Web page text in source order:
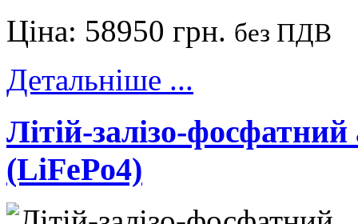
Ціна: 58950 грн. без ПДВ
Детальніше ...
Літій-залізо-
(LiFePo4)